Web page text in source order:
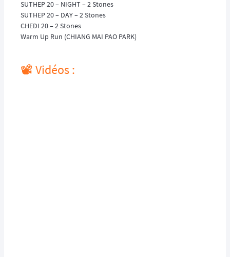
SUTHEP 20 – NIGHT – 2 Stones
SUTHEP 20 – DAY – 2 Stones
CHEDI 20 – 2 Stones
Warm Up Run (CHIANG MAI PAO PARK)
📽️ Vidéos :